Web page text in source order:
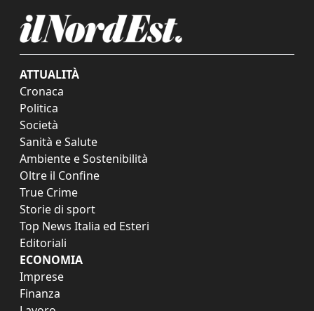
ATTUALITÀ
Cronaca
Politica
Società
Sanità e Salute
Ambiente e Sostenibilità
Oltre il Confine
True Crime
Storie di sport
Top News Italia ed Esteri
Editoriali
ECONOMIA
Imprese
Finanza